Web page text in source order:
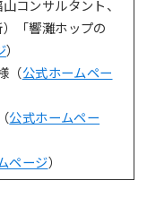
コンサルタント、
「響灘ホップの
）
（公式ホームペー
公式ホームペー
ページ）